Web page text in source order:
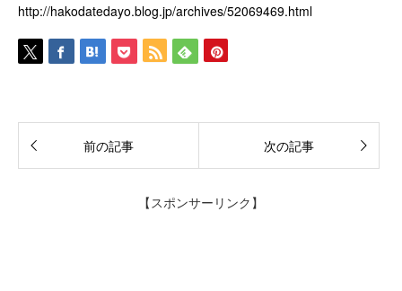
http://hakodatedayo.blog.jp/archives/52069469.html
前の記事 次の記事
【スポンサーリンク】